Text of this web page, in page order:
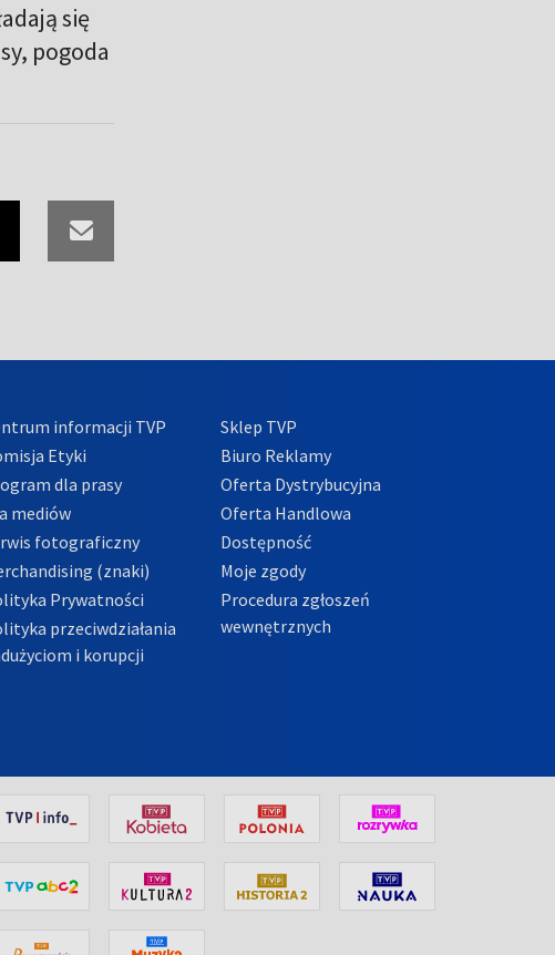
się
pogoda
informacji TVP
Etyki
dla prasy
mediów
fotograficzny
(znaki)
Prywatności
przeciwdziałania
i korupcji
Sklep TVP
Biuro Reklamy
Oferta Dystrybucyjna
Oferta Handlowa
Dostępność
Moje zgody
Procedura zgłoszeń
wewnętrznych